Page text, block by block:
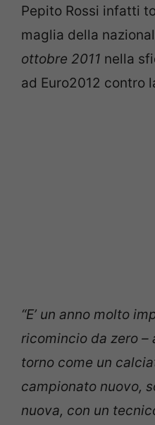
Pepito Rossi infatti
maglia della
ottobre 2011 nella
ad Euro2012 contro
“E’ un anno molto
ricomincio da zero –
torno come un
campionato nuovo,
nuova, con un